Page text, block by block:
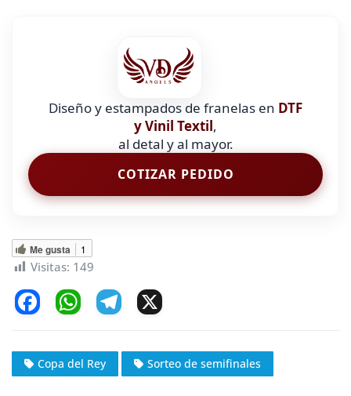
Diseño y estampados de franelas en DTF
y Vinil Textil,
al detal y al mayor.
COTIZAR PEDIDO
Me gusta 1
Visitas: 149
c
e
W
at
s
e
gr
Copa del Rey Sorteo de semifinales